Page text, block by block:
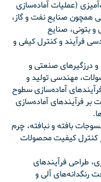
(عملیات آماده‌سازی
همچون صنایع نفت و گاز،
بتونی، صنایع
فرآیند و کنترل کیفی و
و درزگیرهای صنعتی و
مهندسی تولید و
آماده‌سازی سطوح
بر فرآیندهای آماده‌سازی
بافته و نبافته، چرم
کنترل کیفیت محصولات
طراحی فرآیندهای
رنگدانه‌های آلی و